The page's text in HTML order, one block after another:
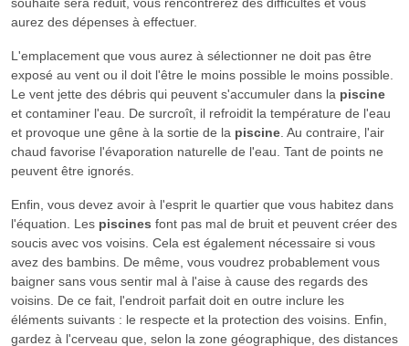
souhaité sera réduit, vous rencontrerez des difficultés et vous
aurez des dépenses à effectuer.
L'emplacement que vous aurez à sélectionner ne doit pas être
exposé au vent ou il doit l'être le moins possible le moins possible.
Le vent jette des débris qui peuvent s'accumuler dans la piscine
et contaminer l'eau. De surcroît, il refroidit la température de l'eau
et provoque une gêne à la sortie de la piscine. Au contraire, l'air
chaud favorise l'évaporation naturelle de l'eau. Tant de points ne
peuvent être ignorés.
Enfin, vous devez avoir à l'esprit le quartier que vous habitez dans
l'équation. Les piscines font pas mal de bruit et peuvent créer des
soucis avec vos voisins. Cela est également nécessaire si vous
avez des bambins. De même, vous voudrez probablement vous
baigner sans vous sentir mal à l'aise à cause des regards des
voisins. De ce fait, l'endroit parfait doit en outre inclure les
éléments suivants : le respecte et la protection des voisins. Enfin,
gardez à l'cerveau que, selon la zone géographique, des distances